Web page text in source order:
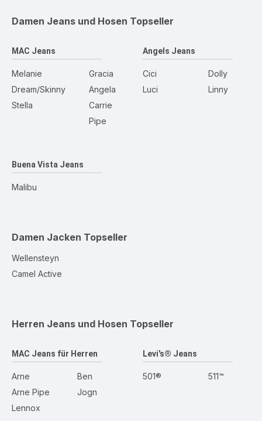
Damen Jeans und Hosen Topseller
MAC Jeans
Melanie
Dream/Skinny
Stella
Gracia
Angela
Carrie
Pipe
Angels Jeans
Cici
Luci
Dolly
Linny
Buena Vista Jeans
Malibu
Damen Jacken Topseller
Wellensteyn
Camel Active
Herren Jeans und Hosen Topseller
MAC Jeans für Herren
Arne
Arne Pipe
Lennox
Ben
Jogn
Levi's® Jeans
501® 511™